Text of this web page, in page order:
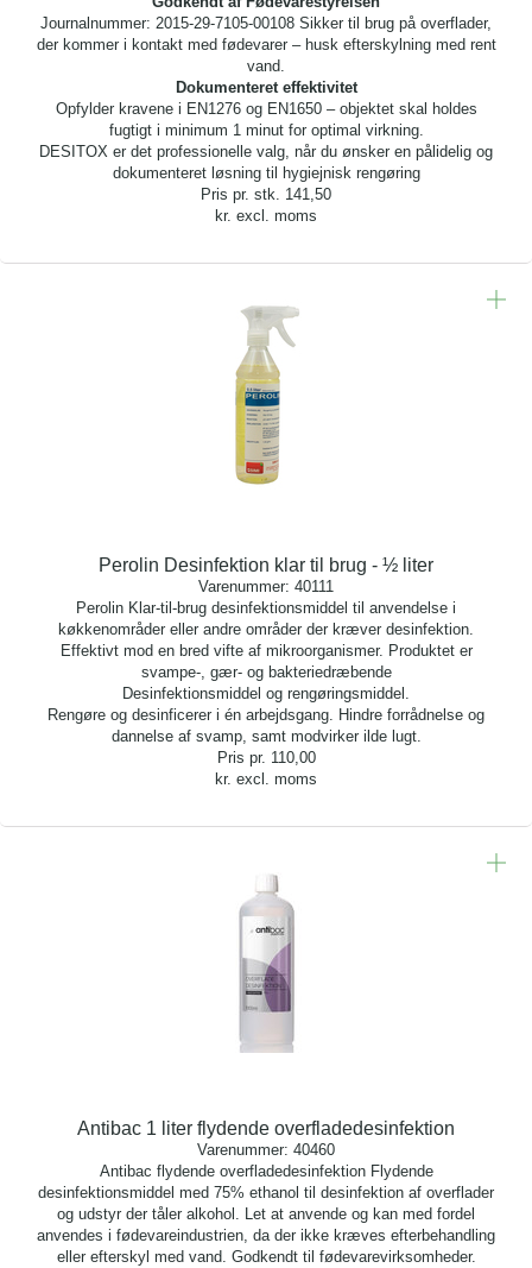
Journalnummer: 2015-29-7105-00108 Sikker til brug på overflader,
der kommer i kontakt med fødevarer – husk efterskylning med rent
vand.
Dokumenteret effektivitet
Opfylder kravene i EN1276 og EN1650 – objektet skal holdes
fugtigt i minimum 1 minut for optimal virkning.
DESITOX er det professionelle valg, når du ønsker en pålidelig og
dokumenteret løsning til hygiejnisk rengøring
Pris pr. stk. 141,50
kr. excl. moms
Perolin Desinfektion klar til brug - ½ liter
Varenummer: 40111
Perolin Klar-til-brug desinfektionsmiddel til anvendelse i
køkkenområder eller andre områder der kræver desinfektion.
Effektivt mod en bred vifte af mikroorganismer. Produktet er
svampe-, gær- og bakteriedræbende
Desinfektionsmiddel og rengøringsmiddel.
Rengøre og desinficerer i én arbejdsgang. Hindre forrådnelse og
dannelse af svamp, samt modvirker ilde lugt.
Pris pr. 110,00
kr. excl. moms
Antibac 1 liter flydende overfladedesinfektion
Varenummer: 40460
Antibac flydende overfladedesinfektion Flydende
desinfektionsmiddel med 75% ethanol til desinfektion af overflader
og udstyr der tåler alkohol. Let at anvende og kan med fordel
anvendes i fødevareindustrien, da der ikke kræves efterbehandling
eller efterskyl med vand. Godkendt til fødevarevirksomheder.